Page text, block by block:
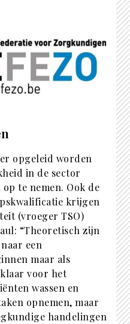
opgeleid worden
in de sector
te nemen. Ook de
krijgen
(vroeger TSO)
“Theoretisch zijn
een
maar als
voor het
wassen en
opnemen, maar
handelingen